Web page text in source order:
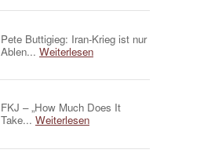
Pete Buttigieg: Iran-Krieg ist nur
Ablen... Weiterlesen
FKJ – „How Much Does It
Take... Weiterlesen